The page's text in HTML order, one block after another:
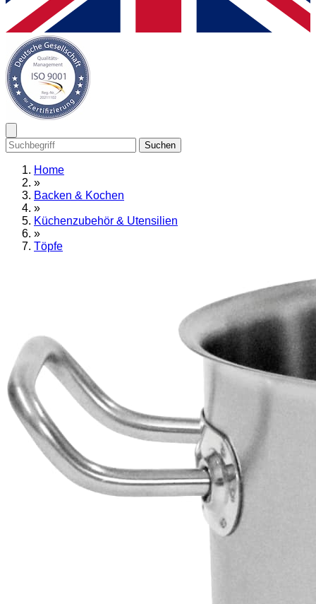
Suchen
Home
»
Backen & Kochen
»
Küchenzubehör & Utensilien
»
Töpfe